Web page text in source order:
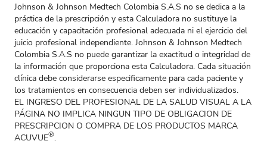
Johnson & Johnson Medtech Colombia S.A.S no se dedica a la
práctica de la prescripción y esta Calculadora no sustituye la
educación y capacitación profesional adecuada ni el ejercicio del
juicio profesional independiente. Johnson & Johnson Medtech
Colombia S.A.S no puede garantizar la exactitud o integridad de
la información que proporciona esta Calculadora. Cada situación
clínica debe considerarse especificamente para cada paciente y
los tratamientos en consecuencia deben ser individualizados.
EL INGRESO DEL PROFESIONAL DE LA SALUD VISUAL A LA
PÁGINA NO IMPLICA NINGUN TIPO DE OBLIGACION DE
PRESCRIPCION O COMPRA DE LOS PRODUCTOS MARCA
ACUVUE®.